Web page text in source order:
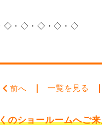
◇・◇・◇・◇・◇
前へ 一覧を見る
のショールームへご